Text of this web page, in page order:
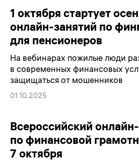
1 октября стартует
онлайн-занятий по
для пенсионеров
На вебинарах пожилые люди
в современных финансовых
защищаться от мошенников
01.10.2025
Всероссийский
по финансовой
7 октября